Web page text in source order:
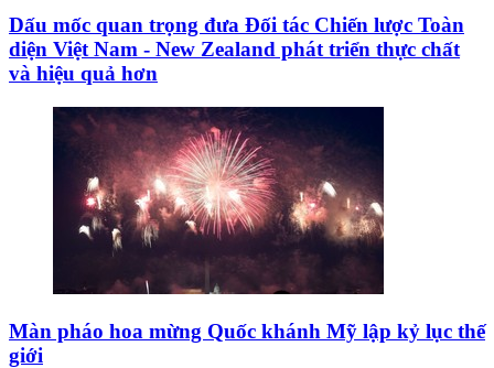
Dấu mốc quan trọng đưa Đối tác Chiến lược Toàn
diện Việt Nam - New Zealand phát triển thực chất
và hiệu quả hơn
Màn pháo hoa mừng Quốc khánh Mỹ lập kỷ lục thế
giới